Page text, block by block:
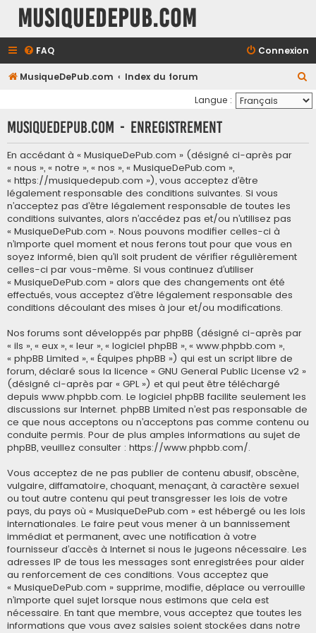
MusiqueDePub.com
FAQ Connexion
MusiqueDePub.com Index du forum
e
c
Langue :
MusiqueDePub.com - Enregistrement
En accédant à « MusiqueDePub.com » (désigné ci-après par
« nous », « notre », « nos », « MusiqueDePub.com »,
« https://musiquedepub.com »), vous acceptez d’être
légalement responsable des conditions suivantes. Si vous
n’acceptez pas d’être légalement responsable de toutes les
conditions suivantes, alors n’accédez pas et/ou n’utilisez pas
« MusiqueDePub.com ». Nous pouvons modifier celles-ci à
n’importe quel moment et nous ferons tout pour que vous en
soyez informé, bien qu’il soit prudent de vérifier régulièrement
celles-ci par vous-même. Si vous continuez d’utiliser
« MusiqueDePub.com » alors que des changements ont été
effectués, vous acceptez d’être légalement responsable des
conditions découlant des mises à jour et/ou modifications.
Nos forums sont développés par phpBB (désigné ci-après par
« ils », « eux », « leur », « logiciel phpBB », « www.phpbb.com »,
« phpBB Limited », « Équipes phpBB ») qui est un script libre de
forum, déclaré sous la licence « GNU General Public License v2 »
(désigné ci-après par « GPL ») et qui peut être téléchargé
depuis www.phpbb.com. Le logiciel phpBB facilite seulement les
discussions sur Internet. phpBB Limited n’est pas responsable de
ce que nous acceptons ou n’acceptons pas comme contenu ou
conduite permis. Pour de plus amples informations au sujet de
phpBB, veuillez consulter : https://www.phpbb.com/.
Vous acceptez de ne pas publier de contenu abusif, obscène,
vulgaire, diffamatoire, choquant, menaçant, à caractère sexuel
ou tout autre contenu qui peut transgresser les lois de votre
pays, du pays où « MusiqueDePub.com » est hébergé ou les lois
internationales. Le faire peut vous mener à un bannissement
immédiat et permanent, avec une notification à votre
fournisseur d’accès à Internet si nous le jugeons nécessaire. Les
adresses IP de tous les messages sont enregistrées pour aider
au renforcement de ces conditions. Vous acceptez que
« MusiqueDePub.com » supprime, modifie, déplace ou verrouille
n’importe quel sujet lorsque nous estimons que cela est
nécessaire. En tant que membre, vous acceptez que toutes les
informations que vous avez saisies soient stockées dans notre